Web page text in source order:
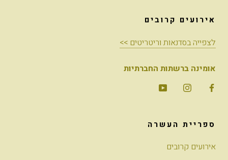
אירועים קרובים
לצפייה בסדנאות וריטריטים >>
אומינה ברשתות החברתיות
ספריית העשרה
אירועים קרובים